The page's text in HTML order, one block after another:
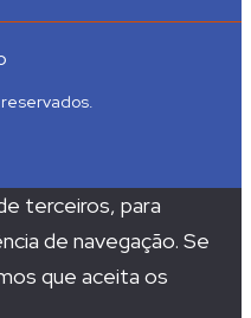
terceiros, para
de navegação. Se
que aceita os